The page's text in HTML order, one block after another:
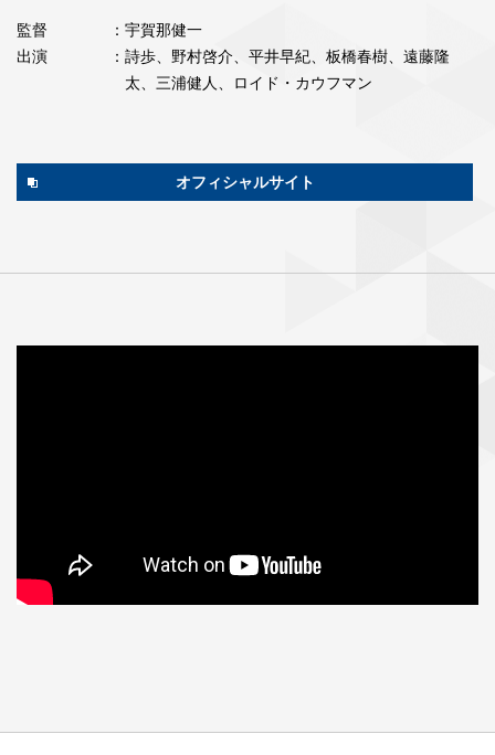
監督
：宇賀那健一
出演
：詩歩、野村啓介、平井早紀、板橋春樹、遠藤隆
太、三浦健人、ロイド・カウフマン
オフィシャルサイト